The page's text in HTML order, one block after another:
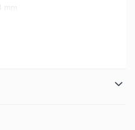
mm
D5200, P7700,